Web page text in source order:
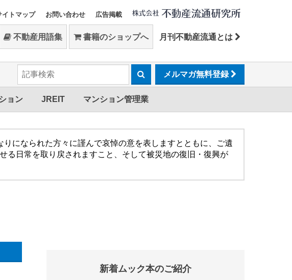
イトマップ お問い合わせ 広告掲載
不動産用語集 書籍のショップへ 月刊不動産流通とは
メルマガ無料登録
ョン JREIT マンション管理業
になられた方々に謹んで哀悼の意を表しますとともに、ご遺
る日常を取り戻されますこと、そして被災地の復旧・復興が
新着ムック本のご紹介